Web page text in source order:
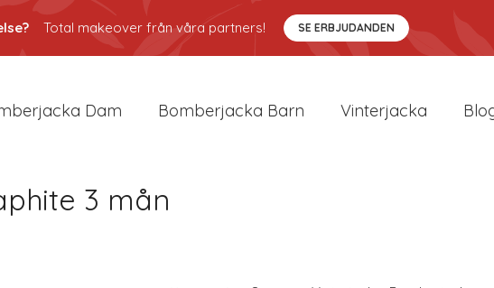
Total makeover från våra partners! SE ERBJUDANDEN
Dam Bomberjacka Barn Vinterjacka
3 mån